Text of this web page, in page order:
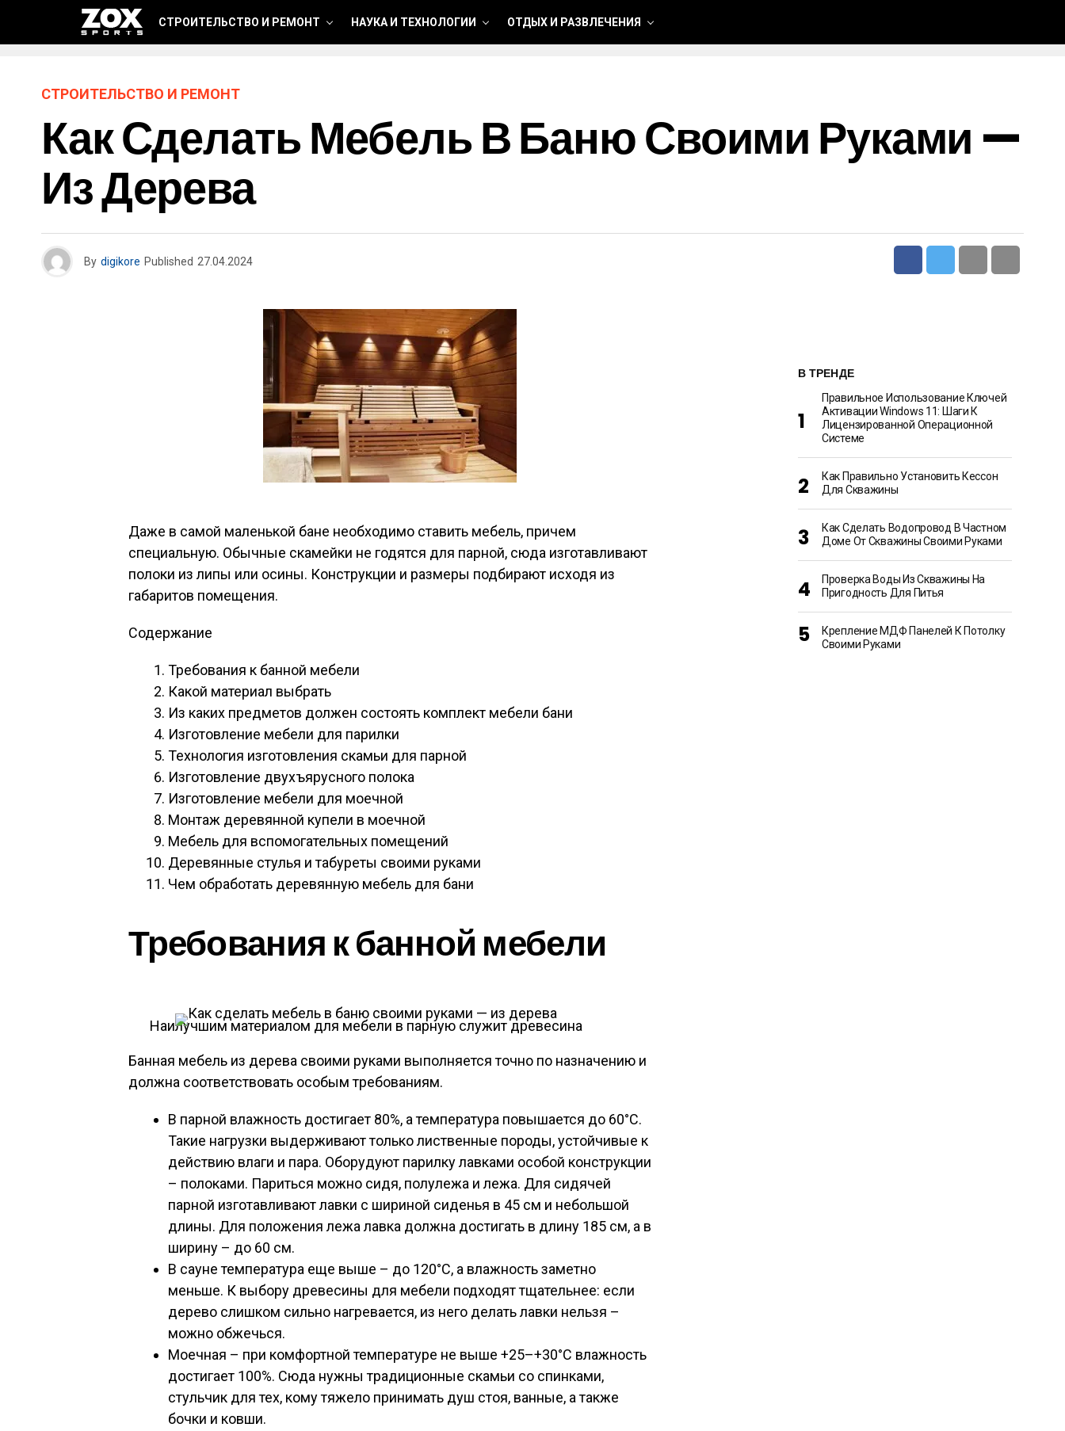
СТРОИТЕЛЬСТВО И РЕМОНТ НАУКА И ТЕХНОЛОГИИ ОТДЫХ И РАЗВЛЕЧЕНИЯ
СТРОИТЕЛЬСТВО И РЕМОНТ
Как Сделать Мебель В Баню Своими Руками —
Из Дерева
By digikore Published 27.04.2024
Даже в самой маленькой бане необходимо ставить мебель, причем
специальную. Обычные скамейки не годятся для парной, сюда изготавливают
полоки из липы или осины. Конструкции и размеры подбирают исходя из
габаритов помещения.
Содержание
Требования к банной мебели
Какой материал выбрать
Из каких предметов должен состоять комплект мебели бани
Изготовление мебели для парилки
Технология изготовления скамьи для парной
Изготовление двухъярусного полока
Изготовление мебели для моечной
Монтаж деревянной купели в моечной
Мебель для вспомогательных помещений
Деревянные стулья и табуреты своими руками
Чем обработать деревянную мебель для бани
Требования к банной мебели
Наилучшим материалом для мебели в парную служит древесина
Банная мебель из дерева своими руками выполняется точно по назначению и
должна соответствовать особым требованиям.
В парной влажность достигает 80%, а температура повышается до 60°С.
Такие нагрузки выдерживают только лиственные породы, устойчивые к
действию влаги и пара. Оборудуют парилку лавками особой конструкции
– полоками. Париться можно сидя, полулежа и лежа. Для сидячей
парной изготавливают лавки с шириной сиденья в 45 см и небольшой
длины. Для положения лежа лавка должна достигать в длину 185 см, а в
ширину – до 60 см.
В сауне температура еще выше – до 120°С, а влажность заметно
меньше. К выбору древесины для мебели подходят тщательнее: если
дерево слишком сильно нагревается, из него делать лавки нельзя –
можно обжечься.
Моечная – при комфортной температуре не выше +25–+30°С влажность
достигает 100%. Сюда нужны традиционные скамьи со спинками,
стульчик для тех, кому тяжело принимать душ стоя, ванные, а также
бочки и ковши.
В ТРЕНДЕ
Правильное Использование Ключей
Активации Windows 11: Шаги К
Лицензированной Операционной
Системе
Как Правильно Установить Кессон
Для Скважины
Как Сделать Водопровод В Частном
Доме От Скважины Своими Руками
Проверка Воды Из Скважины На
Пригодность Для Питья
Крепление МДФ Панелей К Потолку
Своими Руками